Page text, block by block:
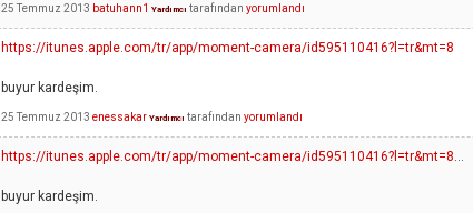
25 Temmuz 2013 batuhann1 Yardımcı tarafından yorumlandı
https://itunes.apple.com/tr/app/moment-camera/id595110416?l=tr&mt=8
buyur kardeşim.
25 Temmuz 2013 enessakar Yardımcı tarafından yorumlandı
https://itunes.apple.com/tr/app/moment-camera/id595110416?l=tr&mt=8...
buyur kardeşim.